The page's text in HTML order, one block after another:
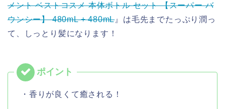
メント ベストコスメ 本体ボトル セット 【スーパー バ
ウンシー】 480mL + 480mL』は毛先までたっぷり潤っ
て、しっとり髪になります！
・香りが良くて癒される！